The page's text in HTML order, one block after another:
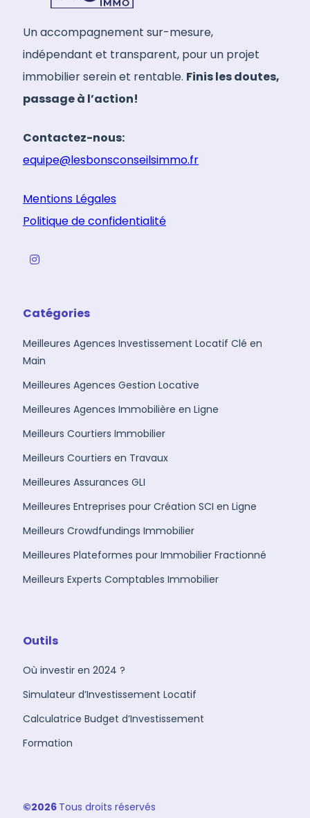
Un accompagnement sur-mesure,
indépendant et transparent, pour un projet
immobilier serein et rentable. Finis les doutes,
passage à l’action!
Contactez-nous:
equipe@lesbonsconseilsimmo.fr
Mentions Légales
Politique de confidentialité
Catégories
Meilleures Agences Investissement Locatif Clé en
Main
Meilleures Agences Gestion Locative
Meilleures Agences Immobilière en Ligne
Meilleurs Courtiers Immobilier
Meilleurs Courtiers en Travaux
Meilleures Assurances GLI
Meilleures Entreprises pour Création SCI en Ligne
Meilleurs Crowdfundings Immobilier
Meilleures Plateformes pour Immobilier Fractionné
Meilleurs Experts Comptables Immobilier
Outils
Où investir en 2024 ?
Simulateur d’Investissement Locatif
Calculatrice Budget d’Investissement
Formation
©2026 Tous droits réservés